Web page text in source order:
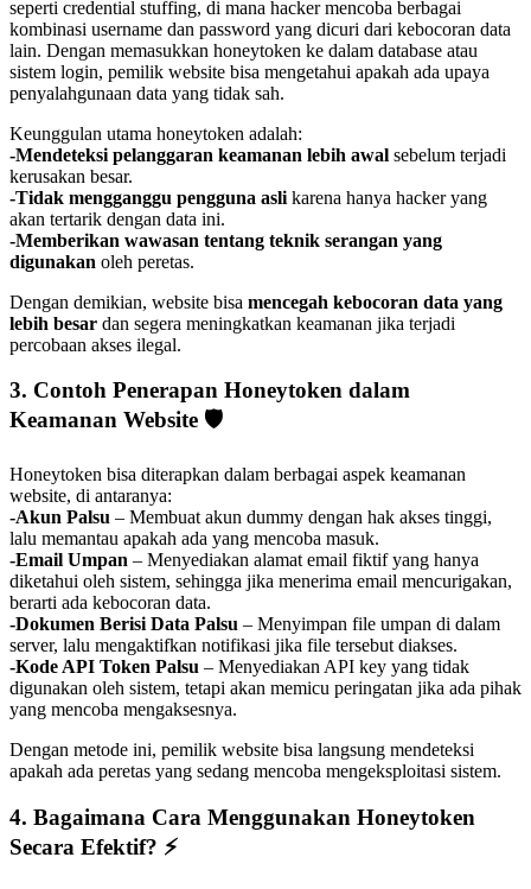
seperti credential stuffing, di mana hacker mencoba berbagai
kombinasi username dan password yang dicuri dari kebocoran data
lain. Dengan memasukkan honeytoken ke dalam database atau
sistem login, pemilik website bisa mengetahui apakah ada upaya
penyalahgunaan data yang tidak sah.
Keunggulan utama honeytoken adalah:
-Mendeteksi pelanggaran keamanan lebih awal sebelum terjadi
kerusakan besar.
-Tidak mengganggu pengguna asli karena hanya hacker yang
akan tertarik dengan data ini.
-Memberikan wawasan tentang teknik serangan yang
digunakan oleh peretas.
Dengan demikian, website bisa mencegah kebocoran data yang
lebih besar dan segera meningkatkan keamanan jika terjadi
percobaan akses ilegal.
3. Contoh Penerapan Honeytoken dalam
Keamanan Website 🛡️
Honeytoken bisa diterapkan dalam berbagai aspek keamanan
website, di antaranya:
-Akun Palsu – Membuat akun dummy dengan hak akses tinggi,
lalu memantau apakah ada yang mencoba masuk.
-Email Umpan – Menyediakan alamat email fiktif yang hanya
diketahui oleh sistem, sehingga jika menerima email mencurigakan,
berarti ada kebocoran data.
-Dokumen Berisi Data Palsu – Menyimpan file umpan di dalam
server, lalu mengaktifkan notifikasi jika file tersebut diakses.
-Kode API Token Palsu – Menyediakan API key yang tidak
digunakan oleh sistem, tetapi akan memicu peringatan jika ada pihak
yang mencoba mengaksesnya.
Dengan metode ini, pemilik website bisa langsung mendeteksi
apakah ada peretas yang sedang mencoba mengeksploitasi sistem.
4. Bagaimana Cara Menggunakan Honeytoken
Secara Efektif? ⚡